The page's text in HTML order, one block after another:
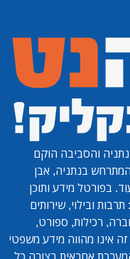
והסביבה הוקם
המתרחש בנתניה, אבן
בפורטל מידע ותוכן
ובילוי, שירותים
רכילות, ספורט,
אינו מהווה מידע משפטי